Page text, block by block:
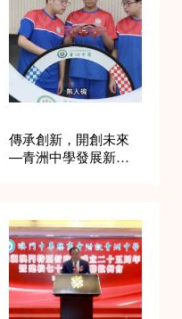
傳承創新，開創未來
—青洲中學發展新歷